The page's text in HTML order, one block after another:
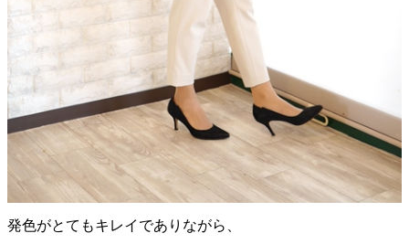
発色がとてもキレイでありながら、